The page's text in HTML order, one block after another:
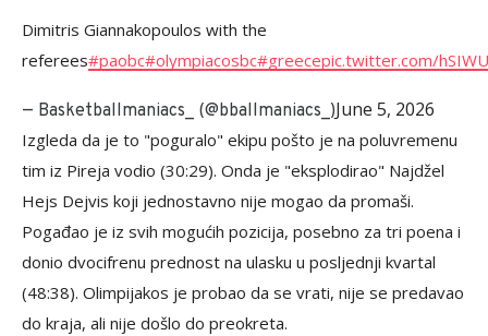
Dimitris Giannakopoulos with the
referees#paobc#olympiacosbc#greecepic.twitter.com/
— Basketballmaniacs_ (@bballmaniacs_)June 5, 2026
Izgleda da je to "poguralo" ekipu pošto je na poluvremenu
tim iz Pireja vodio (30:29). Onda je "eksplodirao" Najdžel
Hejs Dejvis koji jednostavno nije mogao da promaši.
Pogađao je iz svih mogućih pozicija, posebno za tri poena i
donio dvocifrenu prednost na ulasku u posljednji kvartal
(48:38). Olimpijakos je probao da se vrati, nije se predavao
do kraja, ali nije došlo do preokreta.